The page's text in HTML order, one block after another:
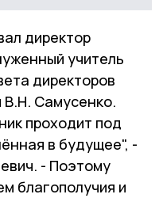
директор
учитель
директоров
В.Н. Самусенко.
проходит под
в будущее", -
- Поэтому
благополучия и